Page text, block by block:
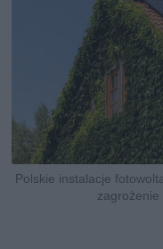
Polskie instalacje